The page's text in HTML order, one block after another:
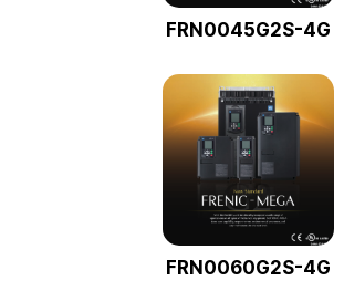
FRN0045G2S-4G
FRN0060G2S-4G